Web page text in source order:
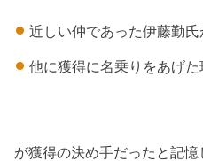
近しい仲であった伊藤勤
他に獲得に名乗りをあげ
が獲得の決め手だったと記憶